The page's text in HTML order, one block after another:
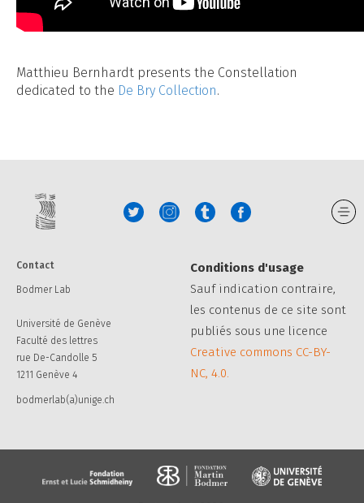
Matthieu Bernhardt presents the Constellation
dedicated to the De Bry Collection.
Contact
Bodmer Lab
Université de Genève
Faculté des lettres
rue De-Candolle 5
1211 Genève 4
bodmerlab(a)unige.ch
Conditions d'usage
Sauf indication contraire,
les contenus de ce site sont
publiés sous une licence
Creative commons CC-BY-
NC, 4.0.